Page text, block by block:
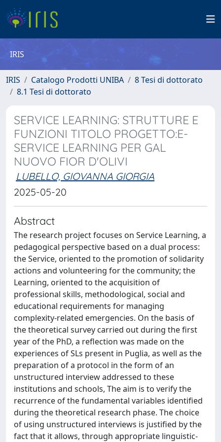
IRIS
IRIS Catalogo Prodotti UNIBA
8 Tesi di dottorato
8.1 Tesi di dottorato
SERVICE LEARNING: STRUTTURE E
FUNZIONI TITOLO PROGETTO:E-
SERVICE LEARNING PER GAL
NUOVO FIOR D'OLIVI
LUBELLO, GIOVANNA GIORGIA
2025-05-20
Abstract
The research project focuses on Service Learning, a
pedagogical perspective based on a dual process:
the Service, oriented to the promotion of solidarity
actions and volunteering for the community; the
Learning, oriented to the acquisition of
professional skills, methodological, social and
educational requirements for managing
complexity-related emergencies. On the basis of
the theoretical survey carried out during the first
year of the PhD, a reflection was made on the
experiences of SLs present in Puglia, as well as the
preparation of a protocol in the form of an
unstructured interview addressed to these
institutions and schools, The aim is to verify the
recurrence of the fundamental variables identified
during the theoretical research phase. The choice
of using unstructured interviews is justified by the
fact that it allows, through appropriate linguistic-